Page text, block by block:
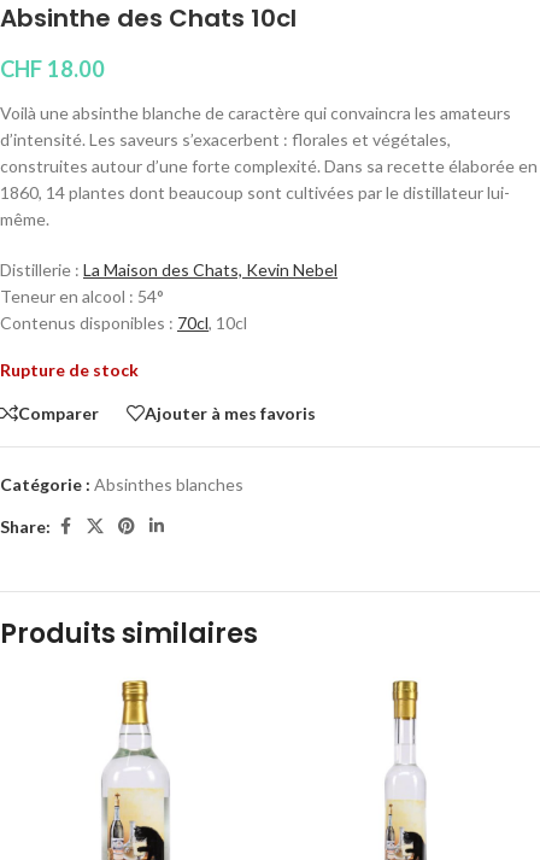
Absinthe des Chats 10cl
CHF 18.00
Voilà une absinthe blanche de caractère qui convaincra les amateurs
d’intensité. Les saveurs s’exacerbent : florales et végétales,
construites autour d’une forte complexité. Dans sa recette élaborée en
1860, 14 plantes dont beaucoup sont cultivées par le distillateur lui-
même.
Distillerie : La Maison des Chats, Kevin Nebel
Teneur en alcool : 54°
Contenus disponibles : 70cl, 10cl
Rupture de stock
Comparer Ajouter à mes favoris
Catégorie : Absinthes blanches
Share:
Produits similaires